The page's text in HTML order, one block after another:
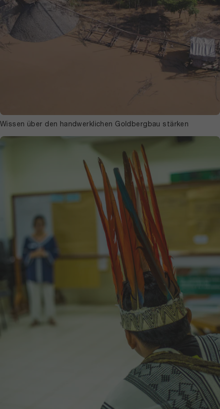
Wissen über den handwerklichen Goldbergbau stärken